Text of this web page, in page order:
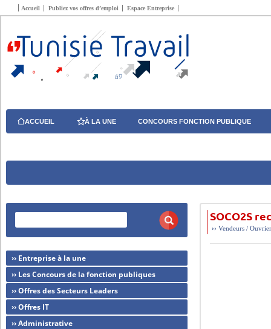
Accueil Publiez vos offres d’emploi Espace Entreprise
ACCUEIL À LA UNE CONCOURS FONCTION PUBLIQUE
SOCO2S
››Vendeurs /
›› Entreprise à la une
›› Les Concours de la fonction publiques
›› Offres des Secteurs Leaders
›› Offres IT
›› Administrative